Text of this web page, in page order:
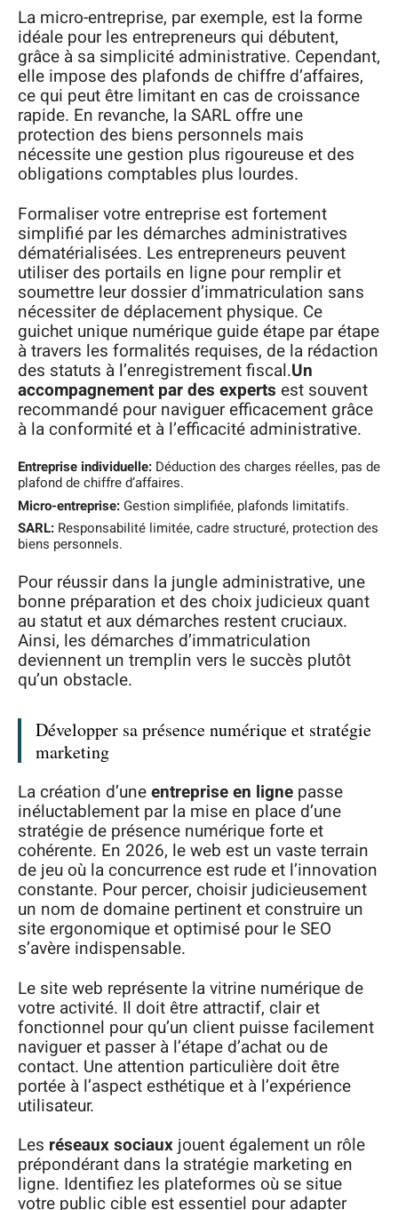
La micro-entreprise, par exemple, est la forme
idéale pour les entrepreneurs qui débutent,
grâce à sa simplicité administrative. Cependant,
elle impose des plafonds de chiffre d’affaires,
ce qui peut être limitant en cas de croissance
rapide. En revanche, la SARL offre une
protection des biens personnels mais
nécessite une gestion plus rigoureuse et des
obligations comptables plus lourdes.
Formaliser votre entreprise est fortement
simplifié par les démarches administratives
dématérialisées. Les entrepreneurs peuvent
utiliser des portails en ligne pour remplir et
soumettre leur dossier d’immatriculation sans
nécessiter de déplacement physique. Ce
guichet unique numérique guide étape par étape
à travers les formalités requises, de la rédaction
des statuts à l’enregistrement fiscal.Un
accompagnement par des experts est souvent
recommandé pour naviguer efficacement grâce
à la conformité et à l’efficacité administrative.
Entreprise individuelle: Déduction des charges réelles, pas de
plafond de chiffre d’affaires.
Micro-entreprise: Gestion simplifiée, plafonds limitatifs.
SARL: Responsabilité limitée, cadre structuré, protection des
biens personnels.
Pour réussir dans la jungle administrative, une
bonne préparation et des choix judicieux quant
au statut et aux démarches restent cruciaux.
Ainsi, les démarches d’immatriculation
deviennent un tremplin vers le succès plutôt
qu’un obstacle.
Développer sa présence numérique et stratégie
marketing
La création d’uneentreprise en ligne passe
inéluctablement par la mise en place d’une
stratégie de présence numérique forte et
cohérente. En 2026, le web est un vaste terrain
de jeu où la concurrence est rude et l’innovation
constante. Pour percer, choisir judicieusement
un nom de domaine pertinent et construire un
site ergonomique et optimisé pour le SEO
s’avère indispensable.
Le site web représente la vitrine numérique de
votre activité. Il doit être attractif, clair et
fonctionnel pour qu’un client puisse facilement
naviguer et passer à l’étape d’achat ou de
contact. Une attention particulière doit être
portée à l’aspect esthétique et à l’expérience
utilisateur.
Les réseaux sociaux jouent également un rôle
prépondérant dans la stratégie marketing en
ligne. Identifiez les plateformes où se situe
votre public cible est essentiel pour adapter